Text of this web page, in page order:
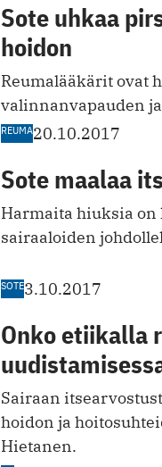
Sote uhkaa
hoidon
Reumalääkärit ovat
valinnanvapauden
REUMA20.10.2017
Sote maalaa
Harmaita hiuksia
sairaaloiden
SOTE3.10.2017
Onko etiikalla
Sairaan
hoidon ja
Hietanen.